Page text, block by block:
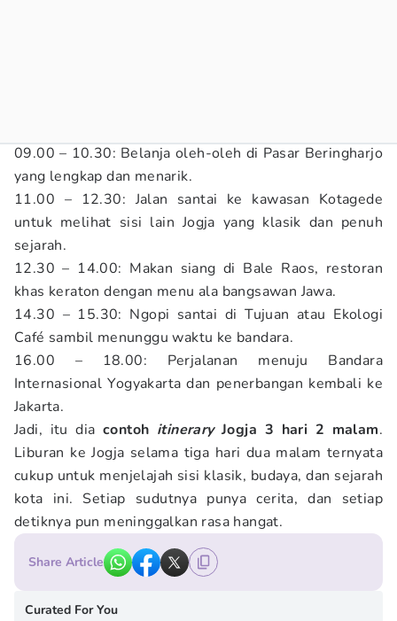
09.00 – 10.30: Belanja oleh-oleh di Pasar Beringharjo
yang lengkap dan menarik.
11.00 – 12.30: Jalan santai ke kawasan Kotagede
untuk melihat sisi lain Jogja yang klasik dan penuh
sejarah.
12.30 – 14.00: Makan siang di Bale Raos, restoran
khas keraton dengan menu ala bangsawan Jawa.
14.30 – 15.30: Ngopi santai di Tujuan atau Ekologi
Café sambil menunggu waktu ke bandara.
16.00 – 18.00: Perjalanan menuju Bandara
Internasional Yogyakarta dan penerbangan kembali ke
Jakarta.
Jadi, itu dia contoh itineraryJogja 3 hari 2 malam.
Liburan ke Jogja selama tiga hari dua malam ternyata
cukup untuk menjelajah sisi klasik, budaya, dan sejarah
kota ini. Setiap sudutnya punya cerita, dan setiap
detiknya pun meninggalkan rasa hangat.
Share Article
Curated For You